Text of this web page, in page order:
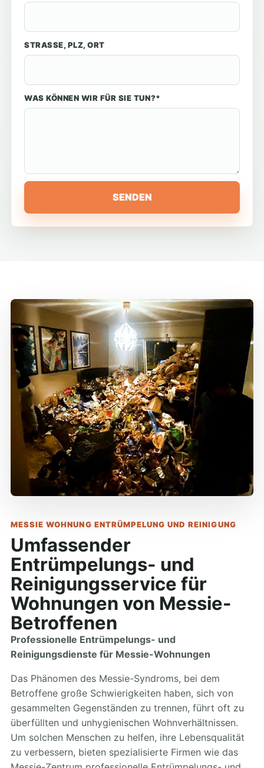
STRASSE, PLZ, ORT
WAS KÖNNEN WIR FÜR SIE TUN?*
SENDEN
MESSIE WOHNUNG ENTRÜMPELUNG UND REINIGUNG
Umfassender
Entrümpelungs- und
Reinigungsservice für
Wohnungen von Messie-
Betroffenen
Professionelle Entrümpelungs- und
Reinigungsdienste für Messie-Wohnungen
Das Phänomen des Messie-Syndroms, bei dem
Betroffene große Schwierigkeiten haben, sich von
gesammelten Gegenständen zu trennen, führt oft zu
überfüllten und unhygienischen Wohnverhältnissen.
Um solchen Menschen zu helfen, ihre Lebensqualität
zu verbessern, bieten spezialisierte Firmen wie das